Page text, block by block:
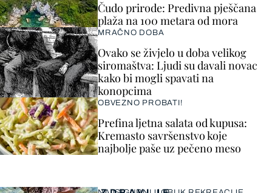
Čudo prirode: Predivna pješčana
plaža na 100 metara od mora
MRAČNO DOBA
Ovako se živjelo u doba velikog
siromaštva: Ljudi su davali novac
kako bi mogli spavati na
konopcima
OBVEZNO PROBATI!
Prefina ljetna salata od kupusa:
Kremasto savršenstvo koje
najbolje paše uz pečeno meso